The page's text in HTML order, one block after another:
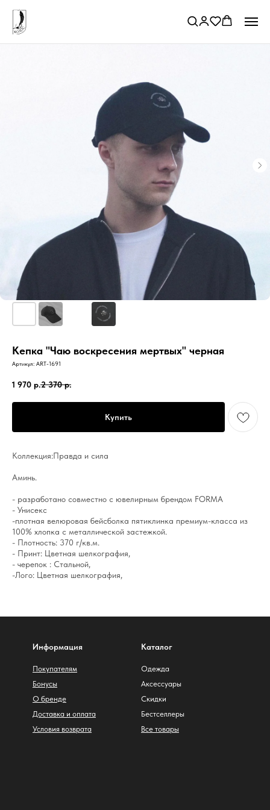
Кепка "Чаю воскресения мертвых" черная
Артикул: ART-1691
1 970 р.2 370 р.
Купить
Коллекция:Правда и сила
Аминь.
- разработано совместно с ювелирным брендом FORMA
- Унисекс
-плотная велюровая бейсболка пятиклинка премиум-класса из
100% хлопка с металлической застежкой.
- Плотность: 370 г/кв.м.
- Принт: Цветная шелкография,
- черепок : Стальной,
-Лого: Цветная шелкография,
Все товары
Бестселлеры
Скидки
Аксессуары
Одежда
Каталог
Условия возврата
Доставка и оплата
О бренде
Бонусы
Покупателям
Информация